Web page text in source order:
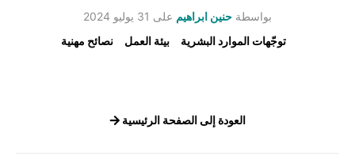
بواسطة حنين ابراهيم على 31 يوليو 2024
توجّهات الموارد البشرية
بيئة العمل نصائح مهنية
العودة إلى الصفحة الرئيسية